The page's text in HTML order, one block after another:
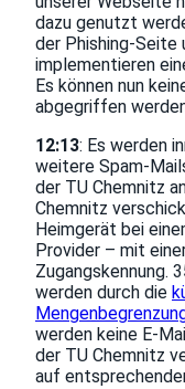
dazu genutzt
der Phishing-Seite
implementieren
Es können nun
abgegriffen
12:13: Es werden
weitere Spam-
der TU Chemnitz
Chemnitz
Heimgerät bei
Provider – mit
Zugangskennung.
werden durch die
werden keine E-
der TU Chemnitz
auf